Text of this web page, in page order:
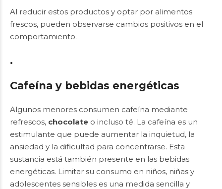
Al reducir estos productos y optar por alimentos
frescos, pueden observarse cambios positivos en el
comportamiento.
.
Cafeína y bebidas energéticas
Algunos menores consumen cafeína mediante
refrescos, chocolate o incluso té. La cafeína es un
estimulante que puede aumentar la inquietud, la
ansiedad y la dificultad para concentrarse. Esta
sustancia está también presente en las bebidas
energéticas. Limitar su consumo en niños, niñas y
adolescentes sensibles es una medida sencilla y